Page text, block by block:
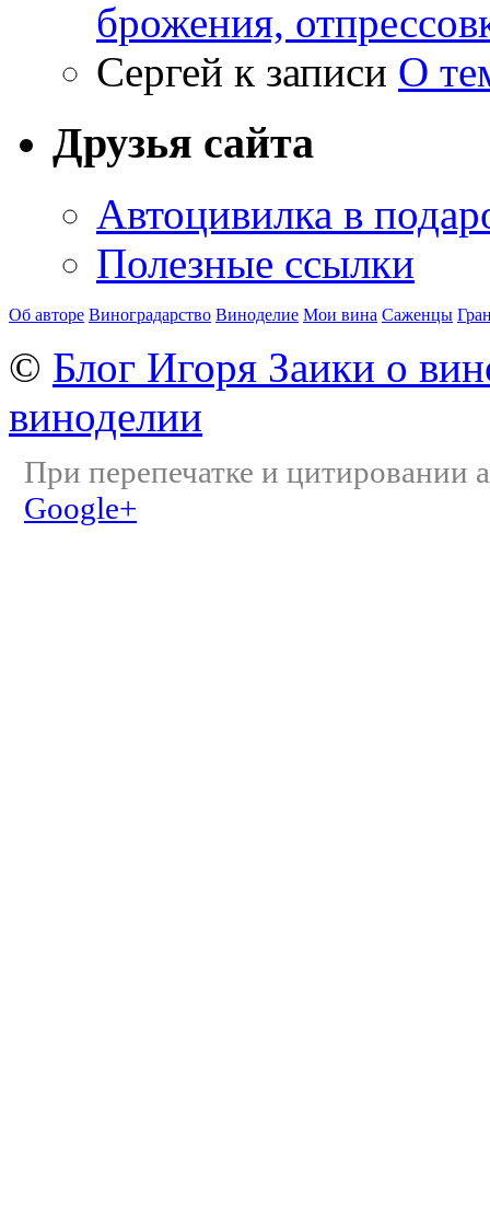
брожения,
Сергей к записи О
Друзья сайта
Автоцивилка в
Полезные ссылки
Об авторе Виноградарство Виноделие Мои вина Саженцы
© Блог Игоря Заики о
виноделии
При перепечатке и цитировании
Google+